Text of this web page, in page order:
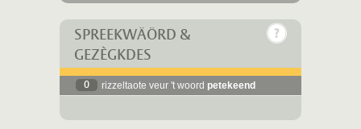
SPREEKWÄÖRD &
GEZÈGKDES
0 rizzeltaote veur 't woord petekeend